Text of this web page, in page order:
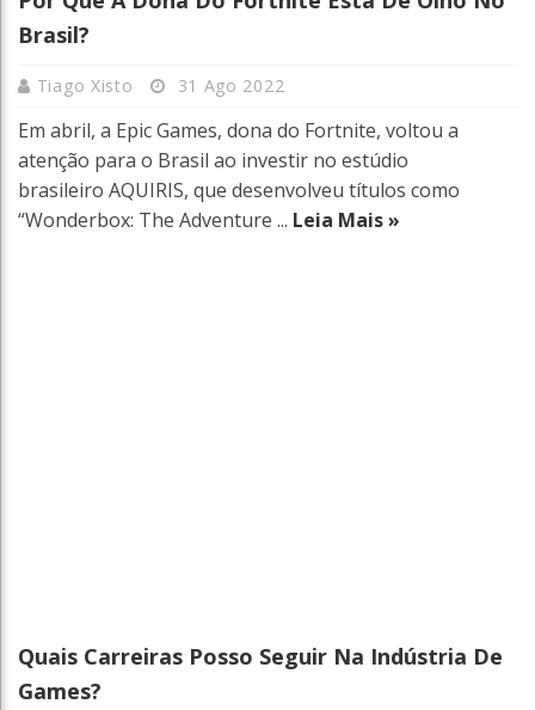
Brasil?
Tiago Xisto 31 Ago 2022
Em abril, a Epic Games, dona do Fortnite, voltou a
atenção para o Brasil ao investir no estúdio
brasileiro AQUIRIS, que desenvolveu títulos como
“Wonderbox: The Adventure ... Leia Mais »
Quais Carreiras Posso Seguir Na Indústria De
Games?